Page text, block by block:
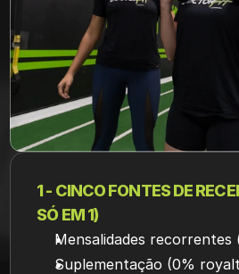
1 - CINCO FONTES DE
SÓ EM 1)
Mensalidades recorrentes
Suplementação (0%